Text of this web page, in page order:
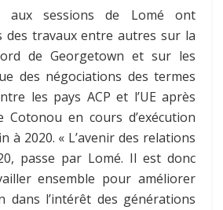
aux sessions de Lomé ont
des travaux entre autres sur la
de Georgetown et sur les
des négociations des termes
les pays ACP et l’UE après
Cotonou en cours d’exécution
à 2020. « L’avenir des relations
passe par Lomé. Il est donc
ensemble pour améliorer
dans l’intérêt des générations